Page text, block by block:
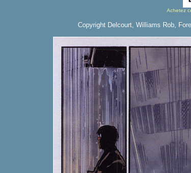
Achetez
Copyright Delcourt, Williams Rob,